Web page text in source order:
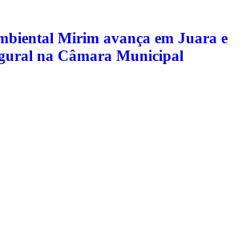
Mirim avança em Juara e
na Câmara Municipal